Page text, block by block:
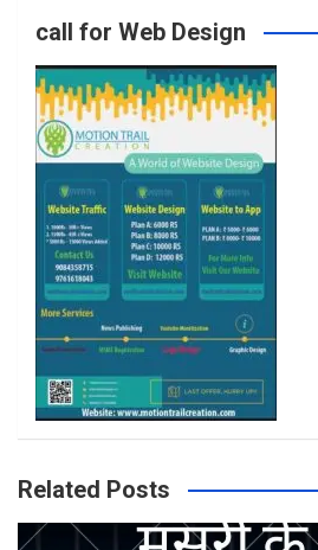
o
k
r
a
m
call for Web Design
Related Posts